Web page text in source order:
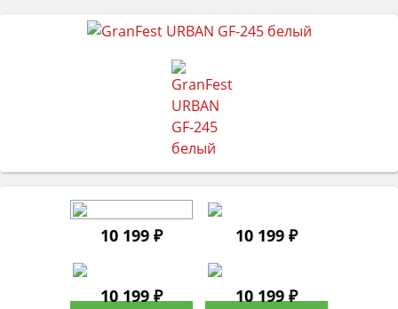
10 199 ₽ 10 199 ₽
10 199 ₽ 10 199 ₽